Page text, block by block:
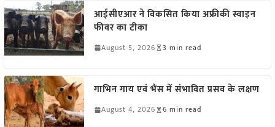
आईसीएआर ने विकसित किया अफ्रीकी स्वाइन
फीवर का टीका
August 5, 2026 3 min read
गाभिन गाय एवं भैंस में संभावित प्रसव के लक्षण
August 4, 2026 6 min read